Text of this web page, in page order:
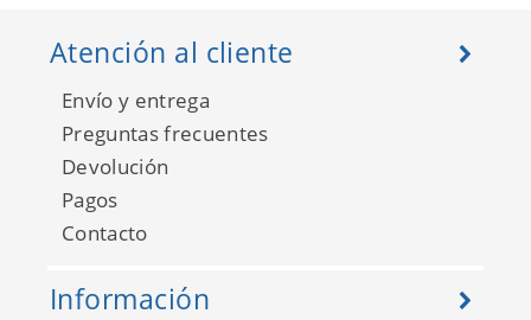
Atención al cliente
Envío y entrega
Preguntas frecuentes
Devolución
Pagos
Contacto
Información